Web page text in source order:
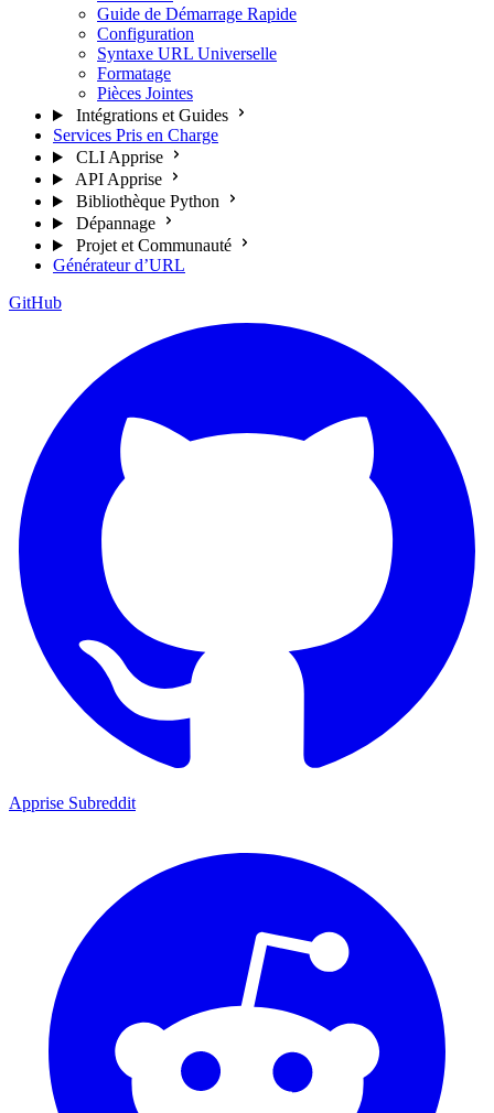
Guide de Démarrage Rapide
Configuration
Syntaxe URL Universelle
Formatage
Pièces Jointes
Intégrations et Guides
Services Pris en Charge
CLI Apprise
API Apprise
Bibliothèque Python
Dépannage
Projet et Communauté
Générateur d’URL
GitHub
Apprise Subreddit